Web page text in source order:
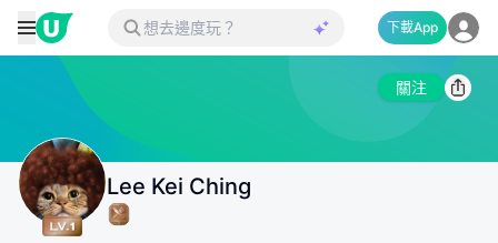
下載App
關注
Lee Kei Ching